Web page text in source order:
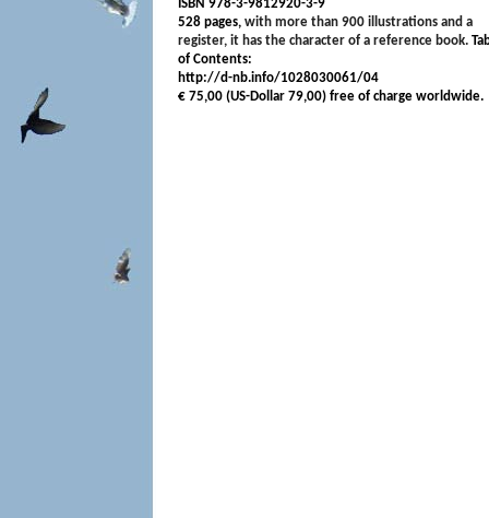
ISBN 978-3-9812920-3-9
528 pages,with more than 900 illustrations and a
register, it has the character of a reference book.
of Contents:
http://d-nb.info/1028030061/04
€ 75,00 (US-Dollar 79,00) free of charge